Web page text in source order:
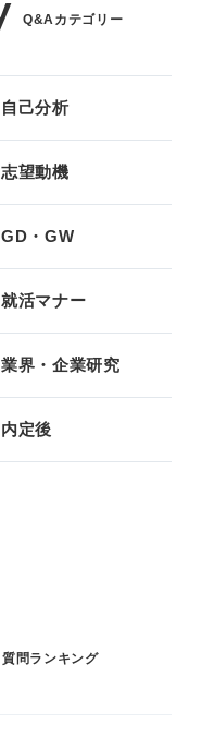
Q&Aカテゴリー
自己分析
志望動機
GD・GW
就活マナー
業界・企業研究
内定後
質問ランキング